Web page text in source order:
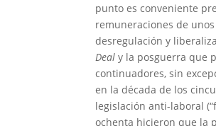
punto es conveniente
remuneraciones de
desregulación y
Deal y la posguerra que
continuadores, sin
en la década de los
legislación anti-laboral
ochenta hicieron que la